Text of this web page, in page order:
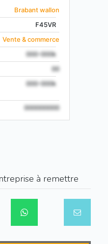
Brabant wallon
F45VR
Vente & commerce
000-000k
00
000-000k
000000000
à remettre